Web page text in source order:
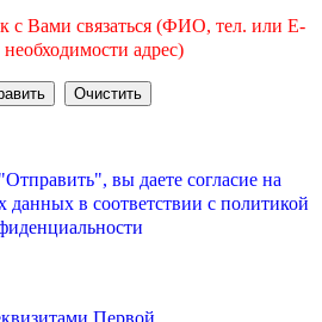
с Вами связаться (ФИО, тел. или E-
адрес)
вы даете согласие на
данных в соответствии с политикой